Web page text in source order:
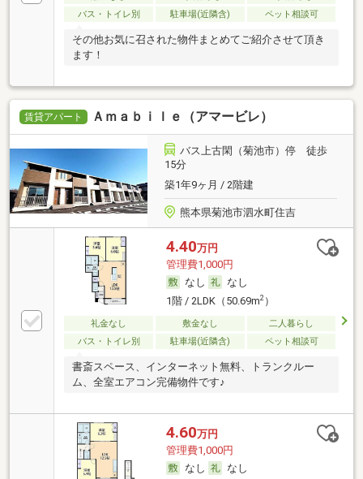
バス・トイレ別
駐車場(近隣含) ペット相談可
その他お気に召された物件まとめてご紹介させて頂き
ます！
賃貸アパート Ａｍａｂｉｌｅ（アマービレ）
バス上古閑（菊池市）停 徒歩
15分
築1年9ヶ月 / 2階建
熊本県菊池市泗水町住吉
4.40万円
管理費1,000円
なし
なし
1階 / 2LDK（50.69m2）
礼金なし 敷金なし
二人暮らし
バス・トイレ別
駐車場(近隣含) ペット相談可
書斎スペース、インターネット無料、トランクルー
ム、全室エアコン完備物件です♪
4.60万円
管理費1,000円
なし
なし